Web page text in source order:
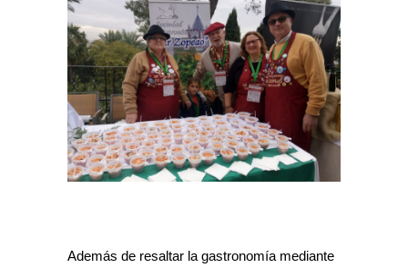
Además de resaltar la gastronomía mediante